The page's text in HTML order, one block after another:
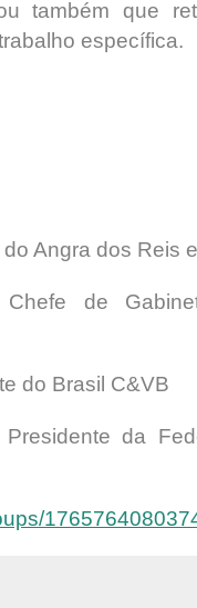
também que
específica.
Angra dos Reis
de
do Brasil C&VB
da